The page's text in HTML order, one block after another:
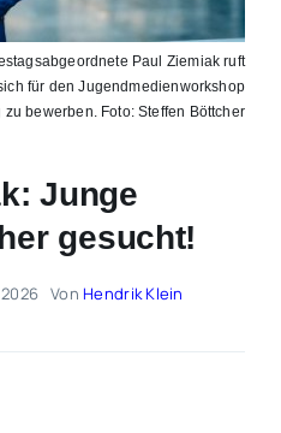
Paul Ziemiak ruft
für den Jugendmedienworkshop
bewerben. Foto: Steffen Böttcher
Junge
gesucht!
VonHendrik Klein